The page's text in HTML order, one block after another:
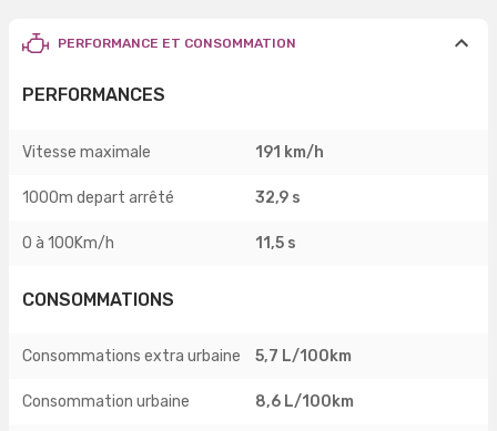
PERFORMANCE ET CONSOMMATION
PERFORMANCES
Vitesse maximale 191 km/h
1000m depart arrêté 32,9 s
0 à 100Km/h 11,5 s
CONSOMMATIONS
Consommations extra urbaine 5,7 L/100km
Consommation urbaine 8,6 L/100km